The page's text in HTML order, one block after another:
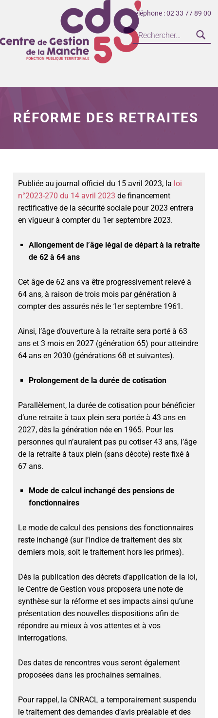
Téléphone : 02 33 77 89 00
RÉFORME DES RETRAITES
Publiée au journal officiel du 15 avril 2023, la loi
n°2023-270 du 14 avril 2023 de financement
rectificative de la sécurité sociale pour 2023 entrera
en vigueur à compter du 1er septembre 2023.
Allongement de l’âge légal de départ à la retraite
de 62 à 64 ans
Cet âge de 62 ans va être progressivement relevé à
64 ans, à raison de trois mois par génération à
compter des assurés nés le 1er septembre 1961.
Ainsi, l’âge d’ouverture à la retraite sera porté à 63
ans et 3 mois en 2027 (génération 65) pour atteindre
64 ans en 2030 (générations 68 et suivantes).
Prolongement de la durée de cotisation
Parallèlement, la durée de cotisation pour bénéficier
d’une retraite à taux plein sera portée à 43 ans en
2027, dès la génération née en 1965. Pour les
personnes qui n’auraient pas pu cotiser 43 ans, l’âge
de la retraite à taux plein (sans décote) reste fixé à
67 ans.
Mode de calcul inchangé des pensions de
fonctionnaires
Le mode de calcul des pensions des fonctionnaires
reste inchangé (sur l’indice de traitement des six
derniers mois, soit le traitement hors les primes).
Dès la publication des décrets d’application de la loi,
le Centre de Gestion vous proposera une note de
synthèse sur la réforme et ses impacts ainsi qu’une
présentation des nouvelles dispositions afin de
répondre au mieux à vos attentes et à vos
interrogations.
Des dates de rencontres vous seront également
proposées dans les prochaines semaines.
Pour rappel, la CNRACL a temporairement suspendu
le traitement des demandes d’avis préalable et des